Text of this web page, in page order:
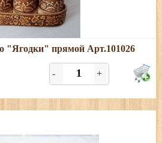
Подробнее
ширина - 5 см; высота - 10 см
"Ягодки" прямой Арт.101026
- +